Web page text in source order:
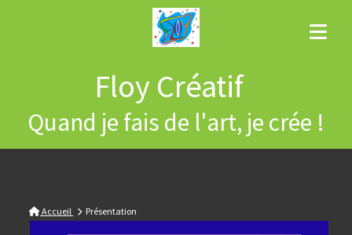
Floy Créatif
Quand je fais de l'art, je crée !
Accueil Présentation